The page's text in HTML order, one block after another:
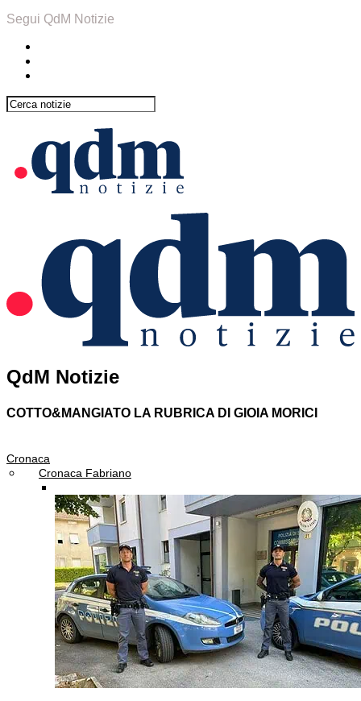
Segui QdM Notizie
QdM Notizie
COTTO&MANGIATO LA RUBRICA DI GIOIA MORICI
Cronaca
Cronaca Fabriano